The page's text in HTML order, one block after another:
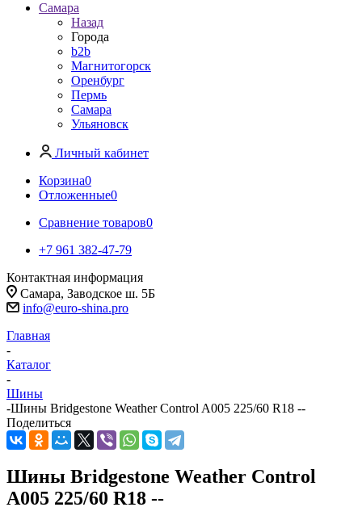
Самара
Назад
Города
b2b
Магнитогорск
Оренбург
Пермь
Самара
Ульяновск
Личный кабинет
Корзина0
Отложенные0
Сравнение товаров0
+7 961 382-47-79
Контактная информация
Самара, Заводское ш. 5Б
info@euro-shina.pro
Главная
-
Каталог
-
Шины
-Шины Bridgestone Weather Control A005 225/60 R18 --
Поделиться
Шины Bridgestone Weather Control
A005 225/60 R18 --